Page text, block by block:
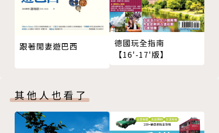
跟著閒妻遊巴西
德國玩全指南
【16'-17'版】
其他人也看了